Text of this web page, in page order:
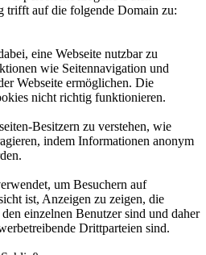
trifft auf die folgende Domain zu:
eine Webseite nutzbar zu
wie Seitennavigation und
Webseite ermöglichen. Die
nicht richtig funktionieren.
Besitzern zu verstehen, wie
indem Informationen anonym
um Besuchern auf
ist, Anzeigen zu zeigen, die
einzelnen Benutzer sind und daher
Drittparteien sind.